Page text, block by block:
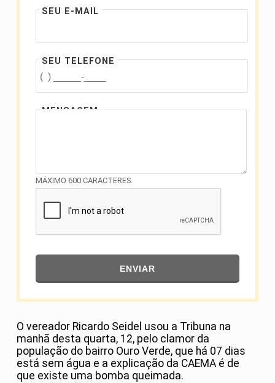
SEU E-MAIL
SEU TELEFONE
MENSAGEM
MÁXIMO 600 CARACTERES.
ENVIAR
O vereador Ricardo Seidel usou a Tribuna na
manhã desta quarta, 12, pelo clamor da
população do bairro Ouro Verde, que há 07 dias
está sem água e a explicação da CAEMA é de
que existe uma bomba queimada.